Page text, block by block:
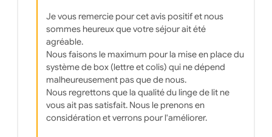
Je vous remercie pour cet avis positif et nous
sommes heureux que votre séjour ait été
agréable.
Nous faisons le maximum pour la mise en place du
système de box (lettre et colis) qui ne dépend
malheureusement pas que de nous.
Nous regrettons que la qualité du linge de lit ne
vous ait pas satisfait. Nous le prenons en
considération et verrons pour l'améliorer.